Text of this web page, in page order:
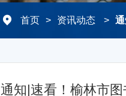
首页 > 资讯动态 >
通知|速看！榆林市